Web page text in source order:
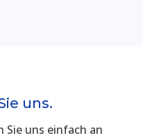
uns.
Sie uns einfach an